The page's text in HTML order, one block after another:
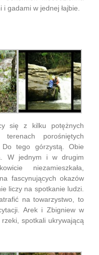
gadami w jednej łajbie.
się z kilku potężnych
porośniętych
Do tego górzystą. Obie
W jednym i w drugim
niezamieszkała,
fascynujących okazów
liczy na spotkanie ludzi.
na towarzystwo, to
Arek i Zbigniew w
spotkali ukrywającą